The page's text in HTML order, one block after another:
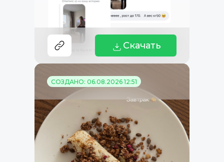
Скачать
СОЗДАНО: 06.08.2026 12:51